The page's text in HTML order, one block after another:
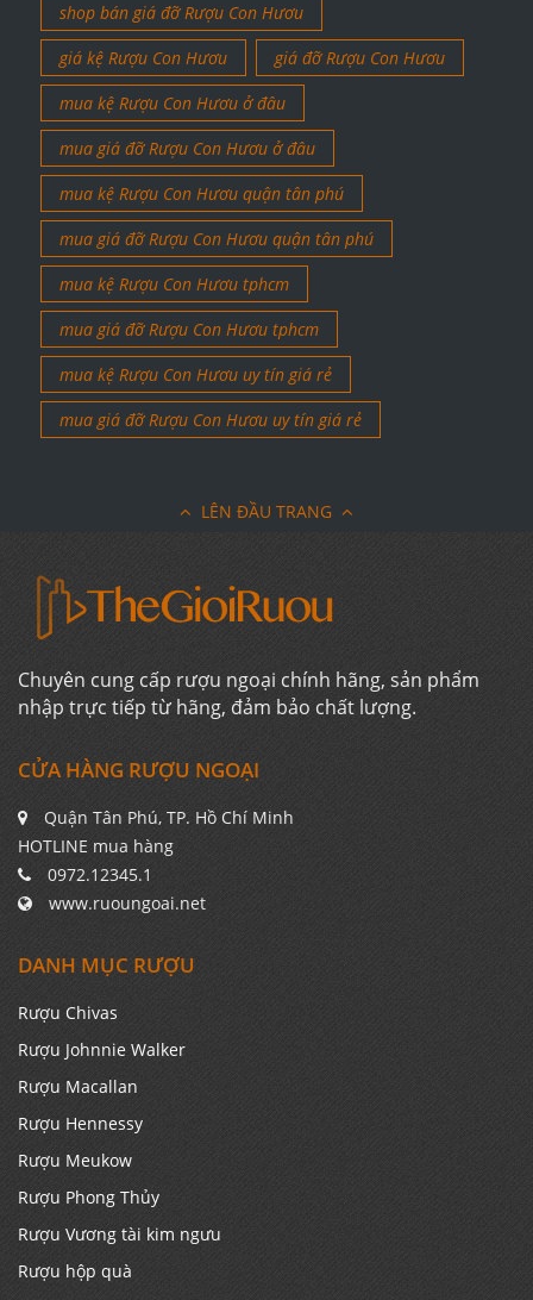
shop bán giá đỡ Rượu Con Hươu
giá kệ Rượu Con Hươu
giá đỡ Rượu Con Hươu
mua kệ Rượu Con Hươu ở đâu
mua giá đỡ Rượu Con Hươu ở đâu
mua kệ Rượu Con Hươu quận tân phú
mua giá đỡ Rượu Con Hươu quận tân phú
mua kệ Rượu Con Hươu tphcm
mua giá đỡ Rượu Con Hươu tphcm
mua kệ Rượu Con Hươu uy tín giá rẻ
mua giá đỡ Rượu Con Hươu uy tín giá rẻ
LÊN ĐẦU TRANG
Chuyên cung cấp rượu ngoại chính hãng, sản phẩm
nhập trực tiếp từ hãng, đảm bảo chất lượng.
CỬA HÀNG RƯỢU NGOẠI
Quận Tân Phú, TP. Hồ Chí Minh
HOTLINE mua hàng
0972.12345.1
www.ruoungoai.net
DANH MỤC RƯỢU
Rượu Chivas
Rượu Johnnie Walker
Rượu Macallan
Rượu Hennessy
Rượu Meukow
Rượu Phong Thủy
Rượu Vương tài kim ngưu
Rượu hộp quà